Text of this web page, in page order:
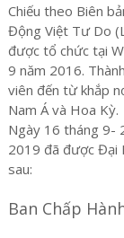
Chiếu theo Biên
Động Việt Tư Do
được tổ chức tại
9 năm 2016.
viên đến từ khắp
Nam Á và Hoa Kỳ.
Ngày 16 tháng 9-
2019 đã được Đại
sau:
Ban Chấp